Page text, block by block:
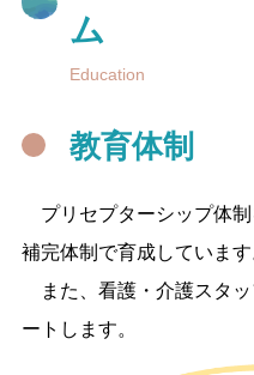
ム
Education
教育体制
プリセプターシップ体
補完体制で育成しています
また、看護・介護スタ
ートします。